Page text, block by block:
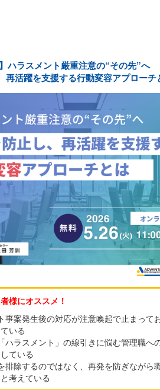
ハラスメント厳重注意の“その先”へ
再活躍を支援する行動変容アプローチ
様にオススメ！
事案発生後の対応が注意喚起で止まって
いる
ハラスメント」の線引きに悩む管理職へ
ている
排除するのではなく、再発を防ぎながら
考えている